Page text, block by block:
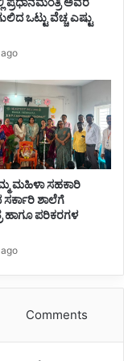
ಒಟ್ಟು ವೆಚ್ಚ ಎಷ್ಟು
ಮಹಿಳಾ ಸಹಕಾರಿ
ಸರ್ಕಾರಿ ಶಾಲೆಗೆ
ಪರಿಕರಗಳ
Comments